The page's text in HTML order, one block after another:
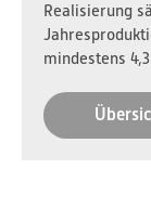
Realisierung
mindestens